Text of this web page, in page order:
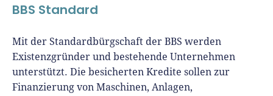
BBS Standard
Mit der Standardbürgschaft der BBS werden
Existenzgründer und bestehende Unternehmen
unterstützt. Die besicherten Kredite sollen zur
Finanzierung von Maschinen, Anlagen,